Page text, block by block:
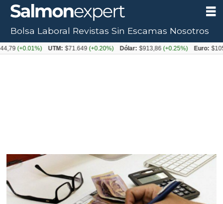
Bolsa Laboral Revistas Sin Escamas Nosotros
UTM: $71.649(+0.20%) Dólar: $913,86(+0.25%) Euro: $1053,08